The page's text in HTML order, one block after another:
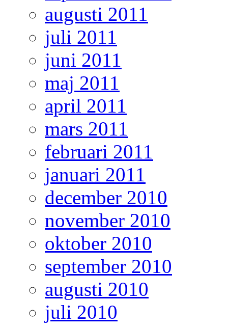
augusti 2011
juli 2011
juni 2011
maj 2011
april 2011
mars 2011
februari 2011
januari 2011
december 2010
november 2010
oktober 2010
september 2010
augusti 2010
juli 2010